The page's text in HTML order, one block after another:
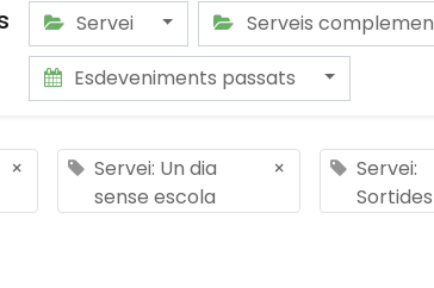
Servei Serveis
Esdeveniments passats
×
Servei: Un dia
sense escola
×
Servei:
Sortides